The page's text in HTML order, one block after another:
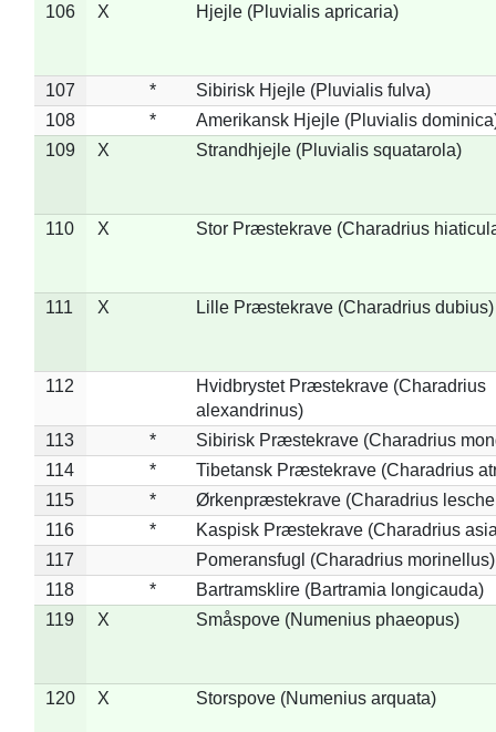
106
X Hjejle (Pluvialis apricaria)
107 *
Sibirisk Hjejle (Pluvialis fulva)
108
*
Amerikansk Hjejle (Pluvialis
109
X Strandhjejle (Pluvialis squatarola)
110 X Stor Præstekrave (Charadrius
111 X Lille Præstekrave (Charadrius dubius)
112
Hvidbrystet Præstekrave (Charadrius
alexandrinus)
113
*
Sibirisk Præstekrave (Charadrius
114
*
Tibetansk Præstekrave (Charadrius
115
*
Ørkenpræstekrave (Charadrius
116
*
Kaspisk Præstekrave (Charadrius
117
Pomeransfugl (Charadrius morinellus)
118
*
Bartramsklire (Bartramia longicauda)
119
X Småspove (Numenius phaeopus)
120 X Storspove (Numenius arquata)